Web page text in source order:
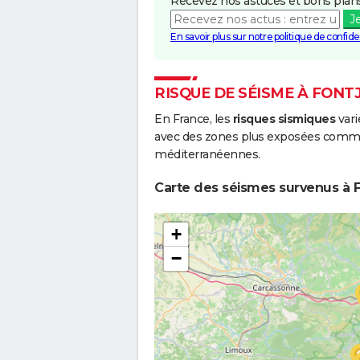
En savoir plus sur notre politique de
RISQUE DE SÉISME À
En France, les risques sismiques
avec des zones plus exposées
méditerranéennes.
Carte des séismes survenus à
+
−